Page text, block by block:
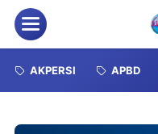
Menu
AKPERSI APBD